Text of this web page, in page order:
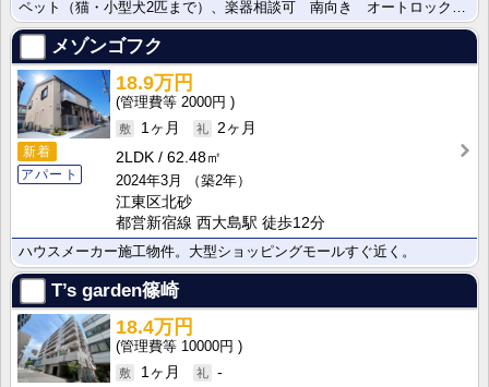
メゾンゴフク
新着
アパート
18.9万円
2000円
1ヶ月
2ヶ月
2LDK
62.48㎡
2024年3月
（築2年）
江東区北砂
都営新宿線 西大島駅 徒歩12分
ハウスメーカー施工物件。大型ショッピングモールすぐ近く。
T’s garden篠崎
18.4万円
10000円
1ヶ月
-